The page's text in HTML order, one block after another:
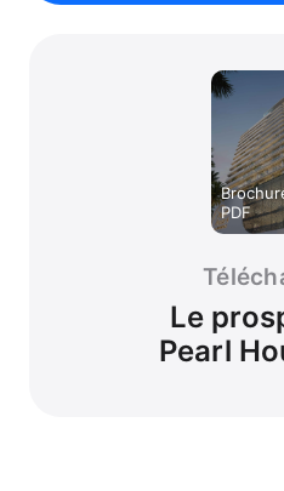
Le
Pearl